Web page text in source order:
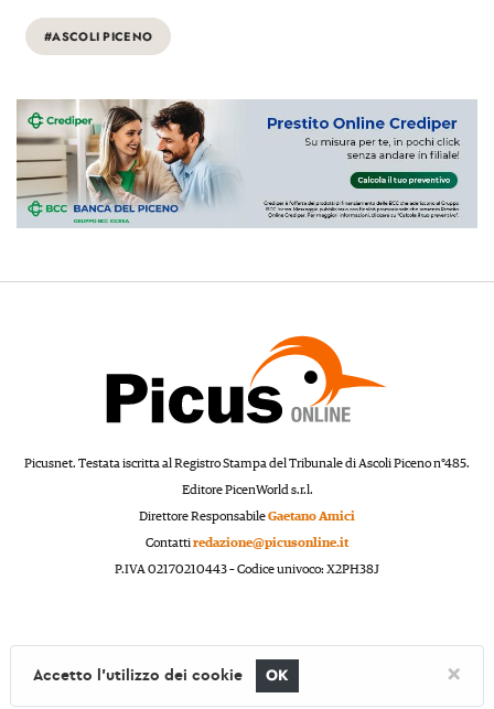
#ASCOLI PICENO
Picusnet. Testata iscritta al Registro Stampa del Tribunale di Ascoli Piceno n°485.
Editore PicenWorld s.r.l.
Direttore ResponsabileGaetano Amici
Contattiredazione@picusonline.it
P.IVA 02170210443 – Codice univoco: X2PH38J
Accetto l'utilizzo dei cookie OK ×